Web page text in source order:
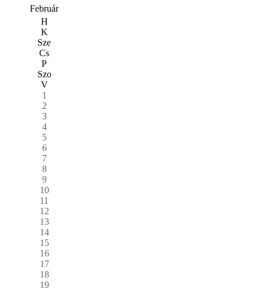
Február
H
K
Sze
Cs
P
Szo
V
1
2
3
4
5
6
7
8
9
10
11
12
13
14
15
16
17
18
19